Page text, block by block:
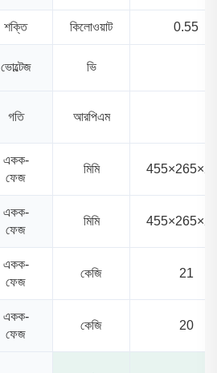
শক্তি কিলোওয়াট 0.55
ভোল্টেজ ভি
গতি আরপিএম
একক-
ফেজ
মিমি
একক-
ফেজ
মিমি
একক-
ফেজ
কেজি 21
একক-
ফেজ
কেজি 20